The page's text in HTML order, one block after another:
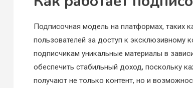
Подписочная модель на платформах, таких
пользователей за доступ к эксклюзивному
подписчикам уникальные материалы в
обеспечить стабильный доход, поскольку
получают не только контент, но и